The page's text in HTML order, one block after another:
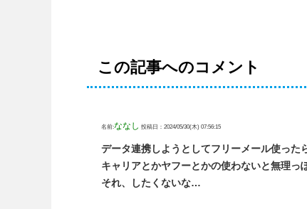
この記事へのコメント
名前:ななし 投稿日：2024/05/30(木) 07:56:15
データ連携しようとしてフリーメール使った
キャリアとかヤフーとかの使わないと無理っ
それ、したくないな…